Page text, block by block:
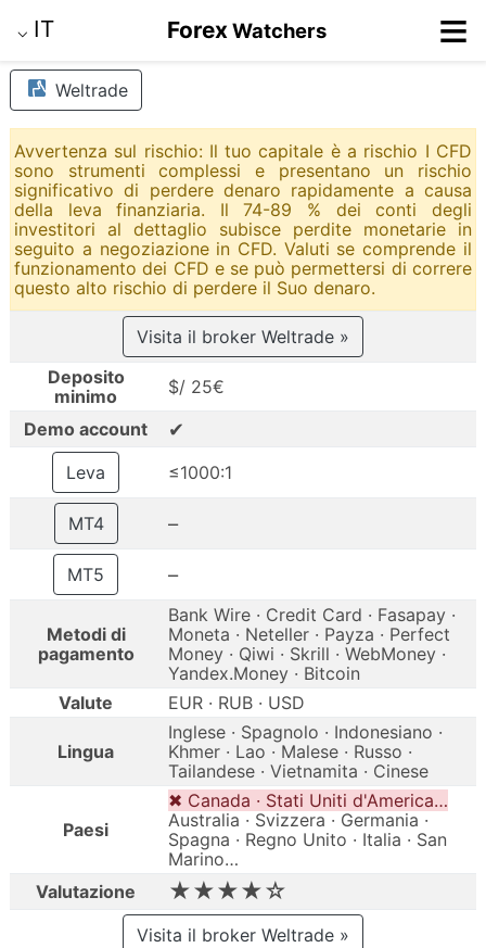
⌵ IT Forex Watchers ≡
Weltrade
Avvertenza sul rischio: Il tuo capitale è a rischio I CFD
sono strumenti complessi e presentano un rischio
significativo di perdere denaro rapidamente a causa
della leva finanziaria. Il 74-89 % dei conti degli
investitori al dettaglio subisce perdite monetarie in
seguito a negoziazione in CFD. Valuti se comprende il
funzionamento dei CFD e se può permettersi di correre
questo alto rischio di perdere il Suo denaro.
Visita il broker Weltrade »
Deposito
minimo
$/ 25€
Demo account
✔
Leva ≤1000:1
MT4 –
MT5 –
Metodi di
pagamento
Bank Wire · Credit Card · Fasapay ·
Moneta · Neteller · Payza · Perfect
Money · Qiwi · Skrill · WebMoney ·
Yandex.Money · Bitcoin
Valute
EUR · RUB · USD
Lingua
Inglese · Spagnolo · Indonesiano ·
Khmer · Lao · Malese · Russo ·
Tailandese · Vietnamita · Cinese
Paesi
✖ Canada · Stati Uniti d'America…
Australia · Svizzera · Germania ·
Spagna · Regno Unito · Italia · San
Marino…
Valutazione
★★★★☆
Visita il broker Weltrade »